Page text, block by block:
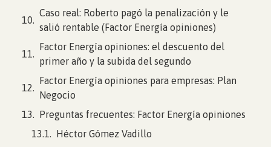
Caso real: Roberto pagó la penalización y le
salió rentable (Factor Energía opiniones)
Factor Energía opiniones: el descuento del
primer año y la subida del segundo
Factor Energía opiniones para empresas: Plan
Negocio
Preguntas frecuentes: Factor Energía opiniones
Héctor Gómez Vadillo